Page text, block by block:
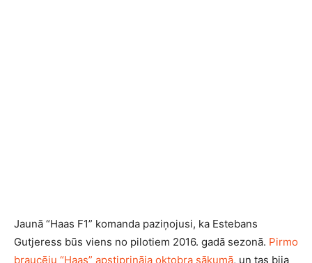
Jaunā “Haas F1” komanda paziņojusi, ka Estebans
Gutjeress būs viens no pilotiem 2016. gadā sezonā. Pirmo
braucēju “Haas” apstiprināja oktobra sākumā, un tas bija